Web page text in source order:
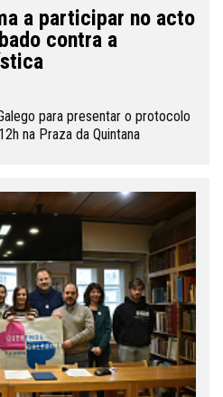
a participar no acto
contra a
para presentar o protocolo
na Praza da Quintana